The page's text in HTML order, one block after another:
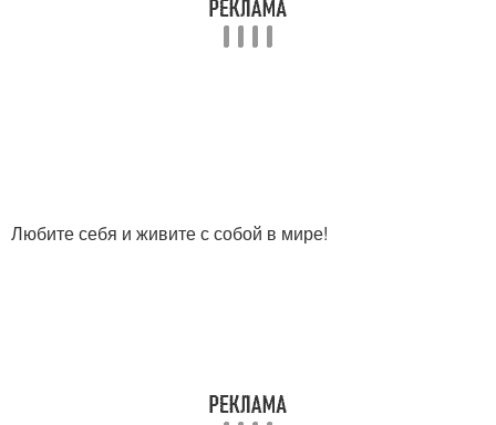
Любите себя и живите с собой в мире!